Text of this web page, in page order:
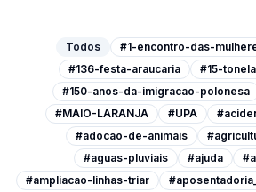
Todos
#1-encontro-das-
#136-festa-araucaria
#15-
#150-anos-da-imigracao-polonesa
#MAIO-LARANJA
#UPA
#adocao-de-animais
#aguas-pluviais
#ajuda
#ampliacao-linhas-triar